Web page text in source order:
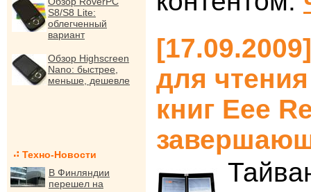
S8/S8 Lite:
облегченный
вариант
Обзор Highscreen
Nano: быстрее,
меньше, дешевле
Техно-Новости
В Финляндии
перешел на
для
книг Eee